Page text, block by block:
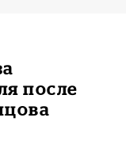
после